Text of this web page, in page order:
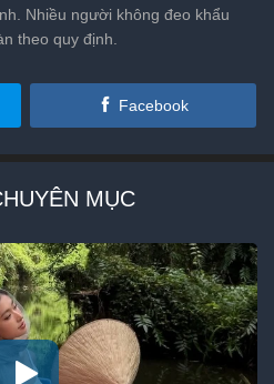
Nhiều người không đeo khẩu
theo quy định.
Facebook